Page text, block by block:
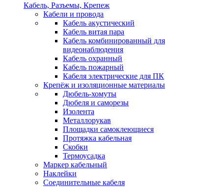
Кабель, Разъемы, Крепеж
Кабели и провода
Кабель акустический
Кабель витая пара
Кабель комбинированный для
видеонаблюдения
Кабель охранный
Кабель пожарный
Кабеля электрические для ПК
Крепёж и изоляционные материалы
Дюбель-хомуты
Дюбеля и саморезы
Изолента
Металлорукав
Площадки самоклеющиеся
Протяжка кабельная
Скобки
Термоусадка
Маркер кабельный
Наклейки
Соединительные кабеля